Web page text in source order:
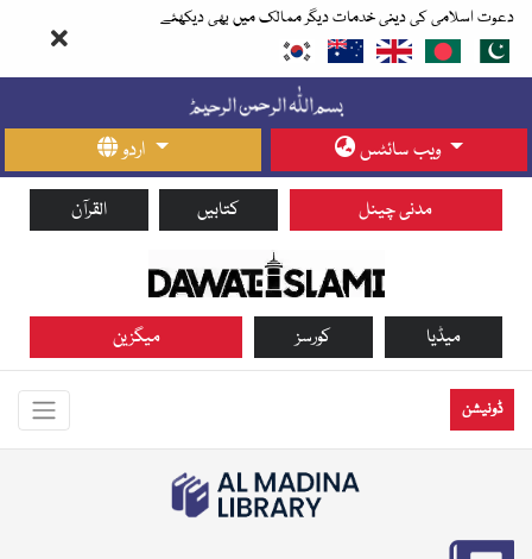
دعوت اسلامی کی دینی خدمات دیگر ممالک میں بھی دیکھئے
اردو ویب سائٹس
القرآن کتابیں مدنی چینل
میگزین کورسز میڈیا
ڈونیشن